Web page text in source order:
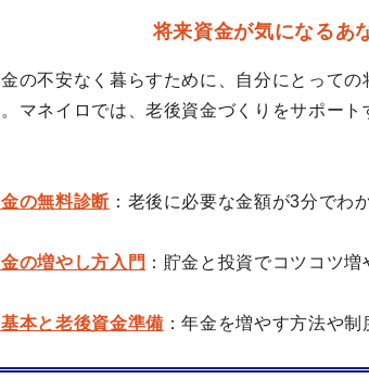
将来資金が気になるあ
の不安なく暮らすために、自分にとって
マネイロでは、老後資金づくりをサポー
の無料診断：老後に必要な金額が3分でわ
の増やし方入門 ：貯金と投資でコツコツ
本と老後資金準備 ：年金を増やす方法や